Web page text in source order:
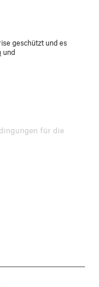
geschützt und es
und
für die